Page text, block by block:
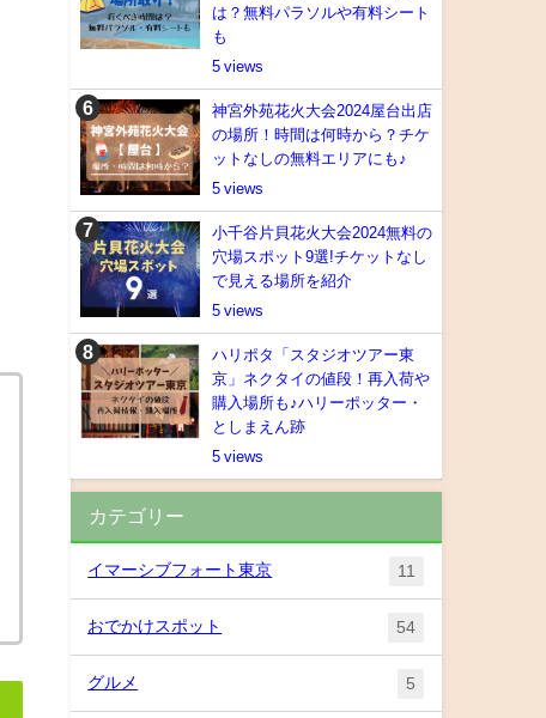
は？無料パラソルや有料シート
も
5
神宮外苑花火大会2024屋台出店
の場所！時間は何時から？チケ
ットなしの無料エリアにも♪
5
小千谷片貝花火大会2024無料の
穴場スポット9選!チケットなし
で見える場所を紹介
5
ハリポタ「スタジオツアー東
京」ネクタイの値段！再入荷や
購入場所も♪ハリーポッター・
としまえん跡
5
カテゴリー
イマーシブフォート東京 11
おでかけスポット 54
グルメ 5